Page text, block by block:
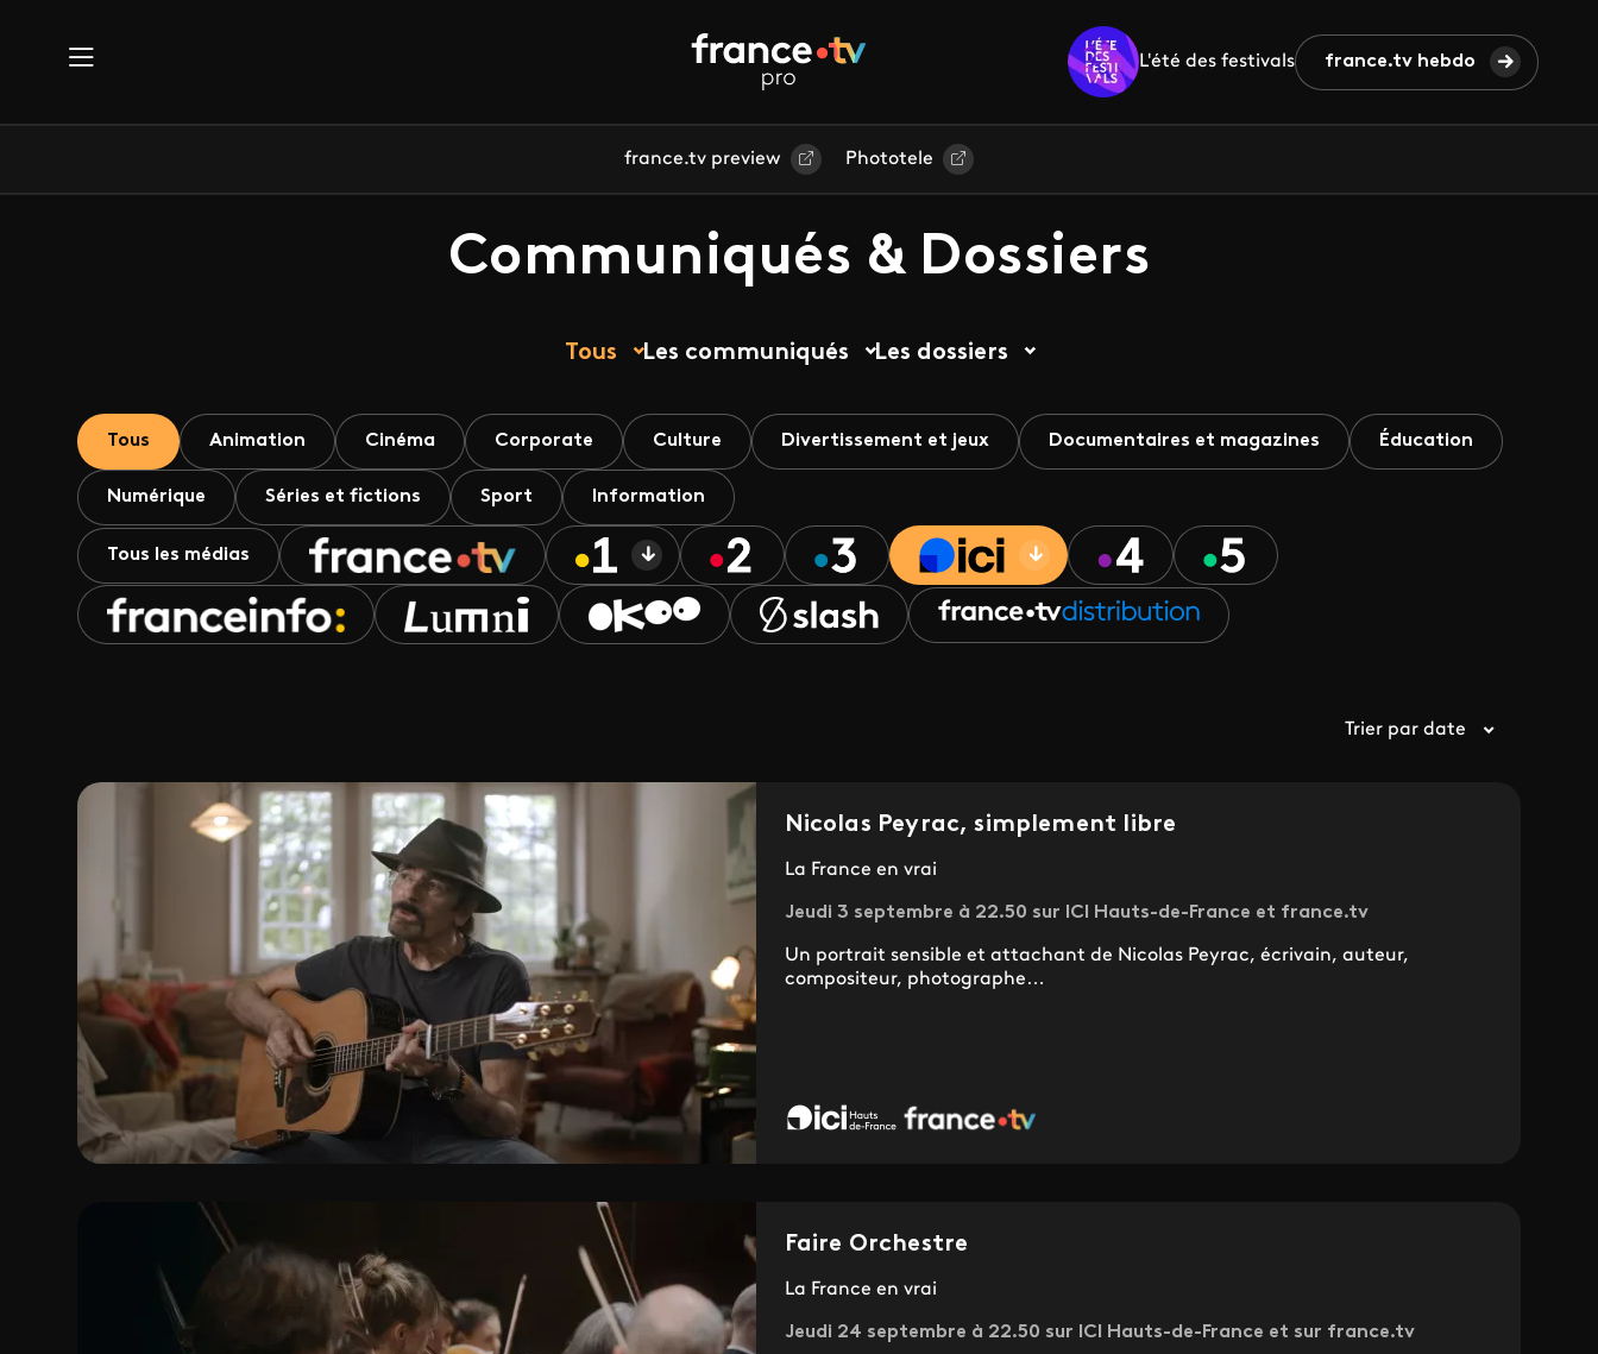
L'été des festivals france.tv hebdo
france.tv preview Phototele
Communiqués & Dossiers
Tous Les communiqués Les dossiers
Tous Animation Cinéma Corporate Culture Divertissement et jeux Documentaires et magazines Éducation
Numérique Séries et fictions Sport Information
Tous les médias
Trier par date
Nicolas Peyrac, simplement libre
La France en vrai
Jeudi 3 septembre à 22.50 sur ICI Hauts-de-France et france.tv
Un portrait sensible et attachant de Nicolas Peyrac, écrivain, auteur,
compositeur, photographe…
Faire Orchestre
La France en vrai
Jeudi 24 septembre à 22.50 sur ICI Hauts-de-France et sur france.tv